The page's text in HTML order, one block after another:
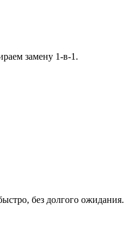
замену 1-в-1.
без долгого ожидания.